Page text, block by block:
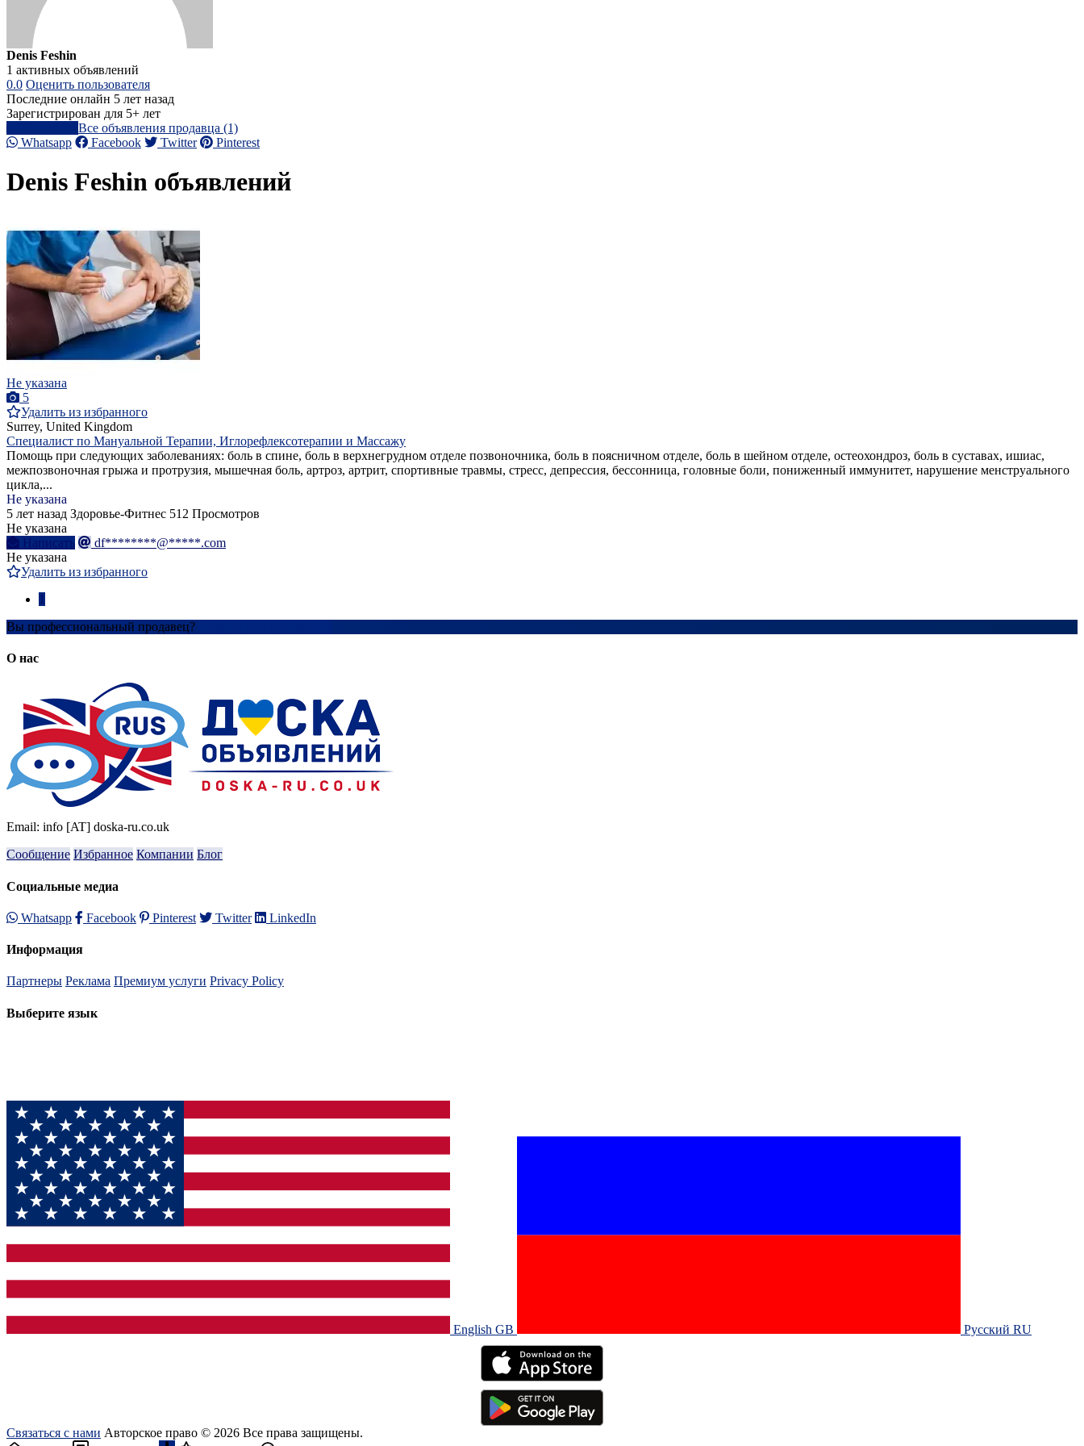
Denis Feshin
1 активных объявлений
0.0 Оценить пользователя
Последние онлайн 5 лет назад
Зарегистрирован для 5+ лет
Все объявления продавца (1)
Whatsapp
Facebook Twitter Pinterest
Denis Feshin объявлений
Не указана
5
Удалить из избранного
Surrey, United Kingdom
Специалист по Мануальной Терапии, Иглорефлексотерапии и Массажу
Помощь при следующих заболеваниях: боль в спине, боль в верхнегрудном отделе позвоночника, боль в поясничном отделе, боль в шейном отделе, остеохондроз, боль в суставах, ишиас,
межпозвоночная грыжа и протрузия, мышечная боль, артроз, артрит, спортивные травмы, стресс, депрессия, бессонница, головные боли, пониженный иммунитет, нарушение менструального
цикла,...
Не указана
5 лет назад Здоровье-Фитнес 512 Просмотров
Не указана
Написать
df********@*****.com
Не указана
Удалить из избранного
Вы профессиональный продавец?
О нас
Email: info [AT] doska-ru.co.uk
Сообщение Избранное Компании Блог
Социальные медиа
Whatsapp Facebook Pinterest Twitter LinkedIn
Информация
Партнеры Реклама Премиум услуги Privacy Policy
Выберите язык
English GB‎ Русский RU‎
Связаться с нами Авторское право © 2026 Все права защищены.